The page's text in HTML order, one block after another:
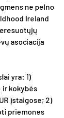
ne pelno
Ireland
asociacija
yra: 1)
kokybės
įstaigose; 2)
priemones